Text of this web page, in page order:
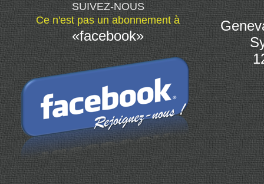
SUIVEZ-NOUS
Ce n'est pas un abonnement à
«facebook»